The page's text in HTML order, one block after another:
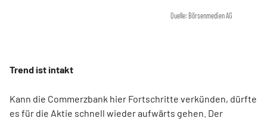
Quelle: Börsenmedien AG
Trend ist intakt
Kann die Commerzbank hier Fortschritte verkünden, dürfte
es für die Aktie schnell wieder aufwärts gehen. Der